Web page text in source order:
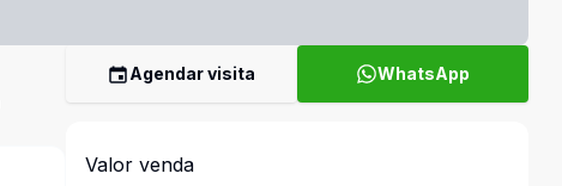
Agendar visita WhatsApp
Valor venda